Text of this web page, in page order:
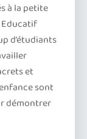
à la petite
Educatif
d’étudiants
et
sont
démontrer